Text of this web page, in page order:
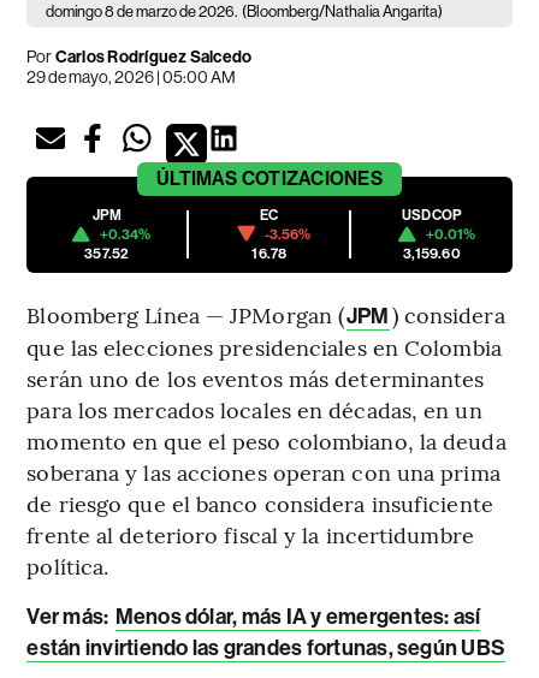
domingo 8 de marzo de 2026. (Bloomberg/Nathalia Angarita)
PorCarlos Rodríguez Salcedo
29 de mayo, 2026 | 05:00 AM
ÚLTIMAS COTIZACIONES
JPM
+0.34%
357.52
EC
-3.56%
16.78
USDCOP
+0.01%
3,159.60
Bloomberg Línea — JPMorgan (JPM) considera
que las elecciones presidenciales en Colombia
serán uno de los eventos más determinantes
para los mercados locales en décadas, en un
momento en que el peso colombiano, la deuda
soberana y las acciones operan con una prima
de riesgo que el banco considera insuficiente
frente al deterioro fiscal y la incertidumbre
política.
Ver más: Menos dólar, más IA y emergentes: así
están invirtiendo las grandes fortunas, según UBS